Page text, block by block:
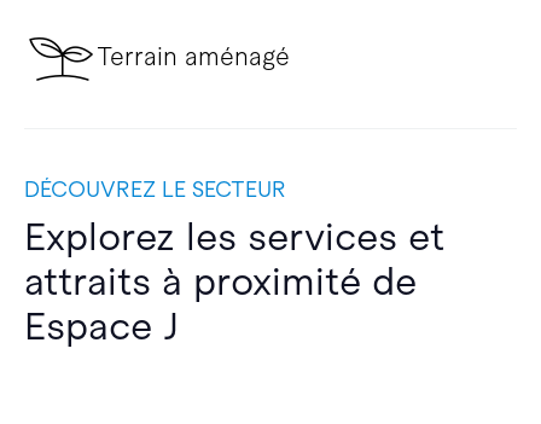
Terrain aménagé
DÉCOUVREZ LE SECTEUR
Explorez les services et
attraits à proximité de
Espace J